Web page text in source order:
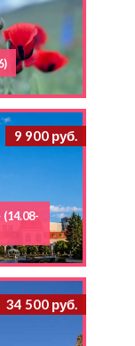
9 900 руб.
(14.08-
34 500 руб.